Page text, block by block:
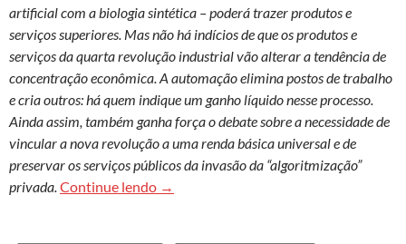
artificial com a biologia sintética – poderá trazer produtos e
serviços superiores. Mas não há indícios de que os produtos e
serviços da quarta revolução industrial vão alterar a tendência de
concentração econômica. A automação elimina postos de trabalho
e cria outros: há quem indique um ganho líquido nesse processo.
Ainda assim, também ganha força o debate sobre a necessidade de
vincular a nova revolução a uma renda básica universal e de
preservar os serviços públicos da invasão da “algoritmização”
privada.Continue lendo Revolução tecnológica, automação e
→